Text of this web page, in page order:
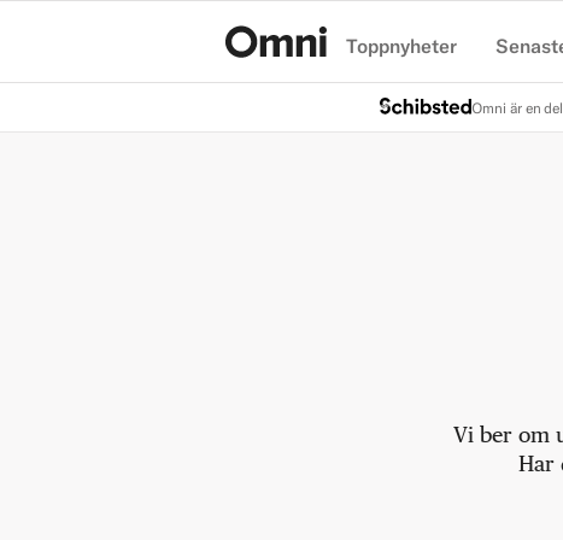
Toppnyheter
Omni är en
Vi ber om
Har